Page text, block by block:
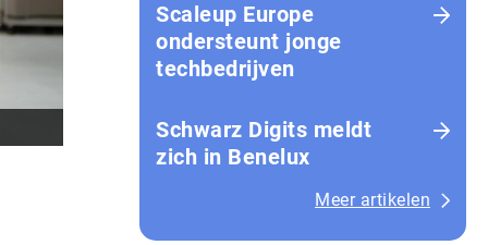
Scaleup Europe
ondersteunt jonge
techbedrijven
Schwarz Digits meldt
zich in Benelux
Meer artikelen